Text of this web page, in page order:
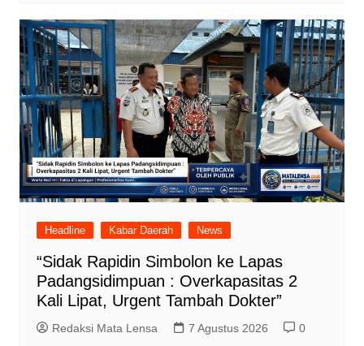
Headline Kabar Daerah News
“Sidak Rapidin Simbolon ke Lapas
Padangsidimpuan : Overkapasitas 2
Kali Lipat, Urgent Tambah Dokter”
Redaksi Mata Lensa 7 Agustus 2026 0